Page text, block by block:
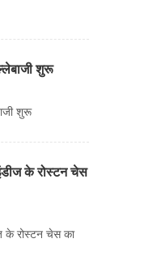
शुरू
शुरू
के रोस्टन चेस
के रोस्टन चेस का